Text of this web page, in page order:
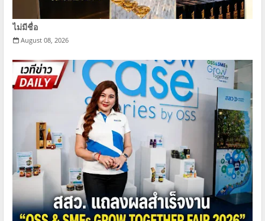
ไม่มีชื่อ
August 08, 2026